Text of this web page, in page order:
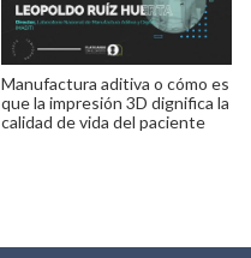
Manufactura aditiva o cómo es
que la impresión 3D dignifica la
calidad de vida del paciente